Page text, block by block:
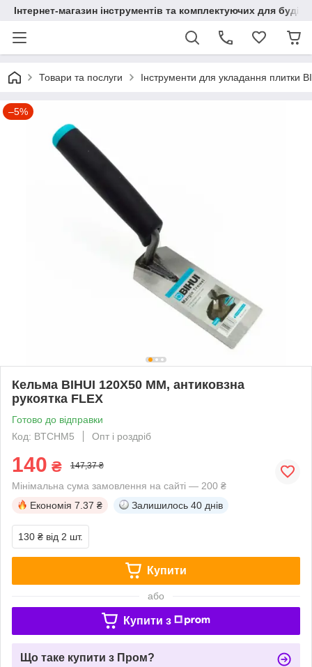
Інтернет-магазин інструментів та комплектуючих для
Товари та послуги Інструменти для укладання плитки
–5%
Кельма BIHUI 120Х50 ММ, антиковзна
рукоятка FLEX
Готово до відправки
Код: BTCHM5
Опт і роздріб
140 ₴ 147,37 ₴
Мінімальна сума замовлення на сайті — 200 ₴
Економія 7.37 ₴ Залишилось 40 днів
130 ₴ від 2 шт.
Купити
або
Купити з
Що таке купити з Пром?